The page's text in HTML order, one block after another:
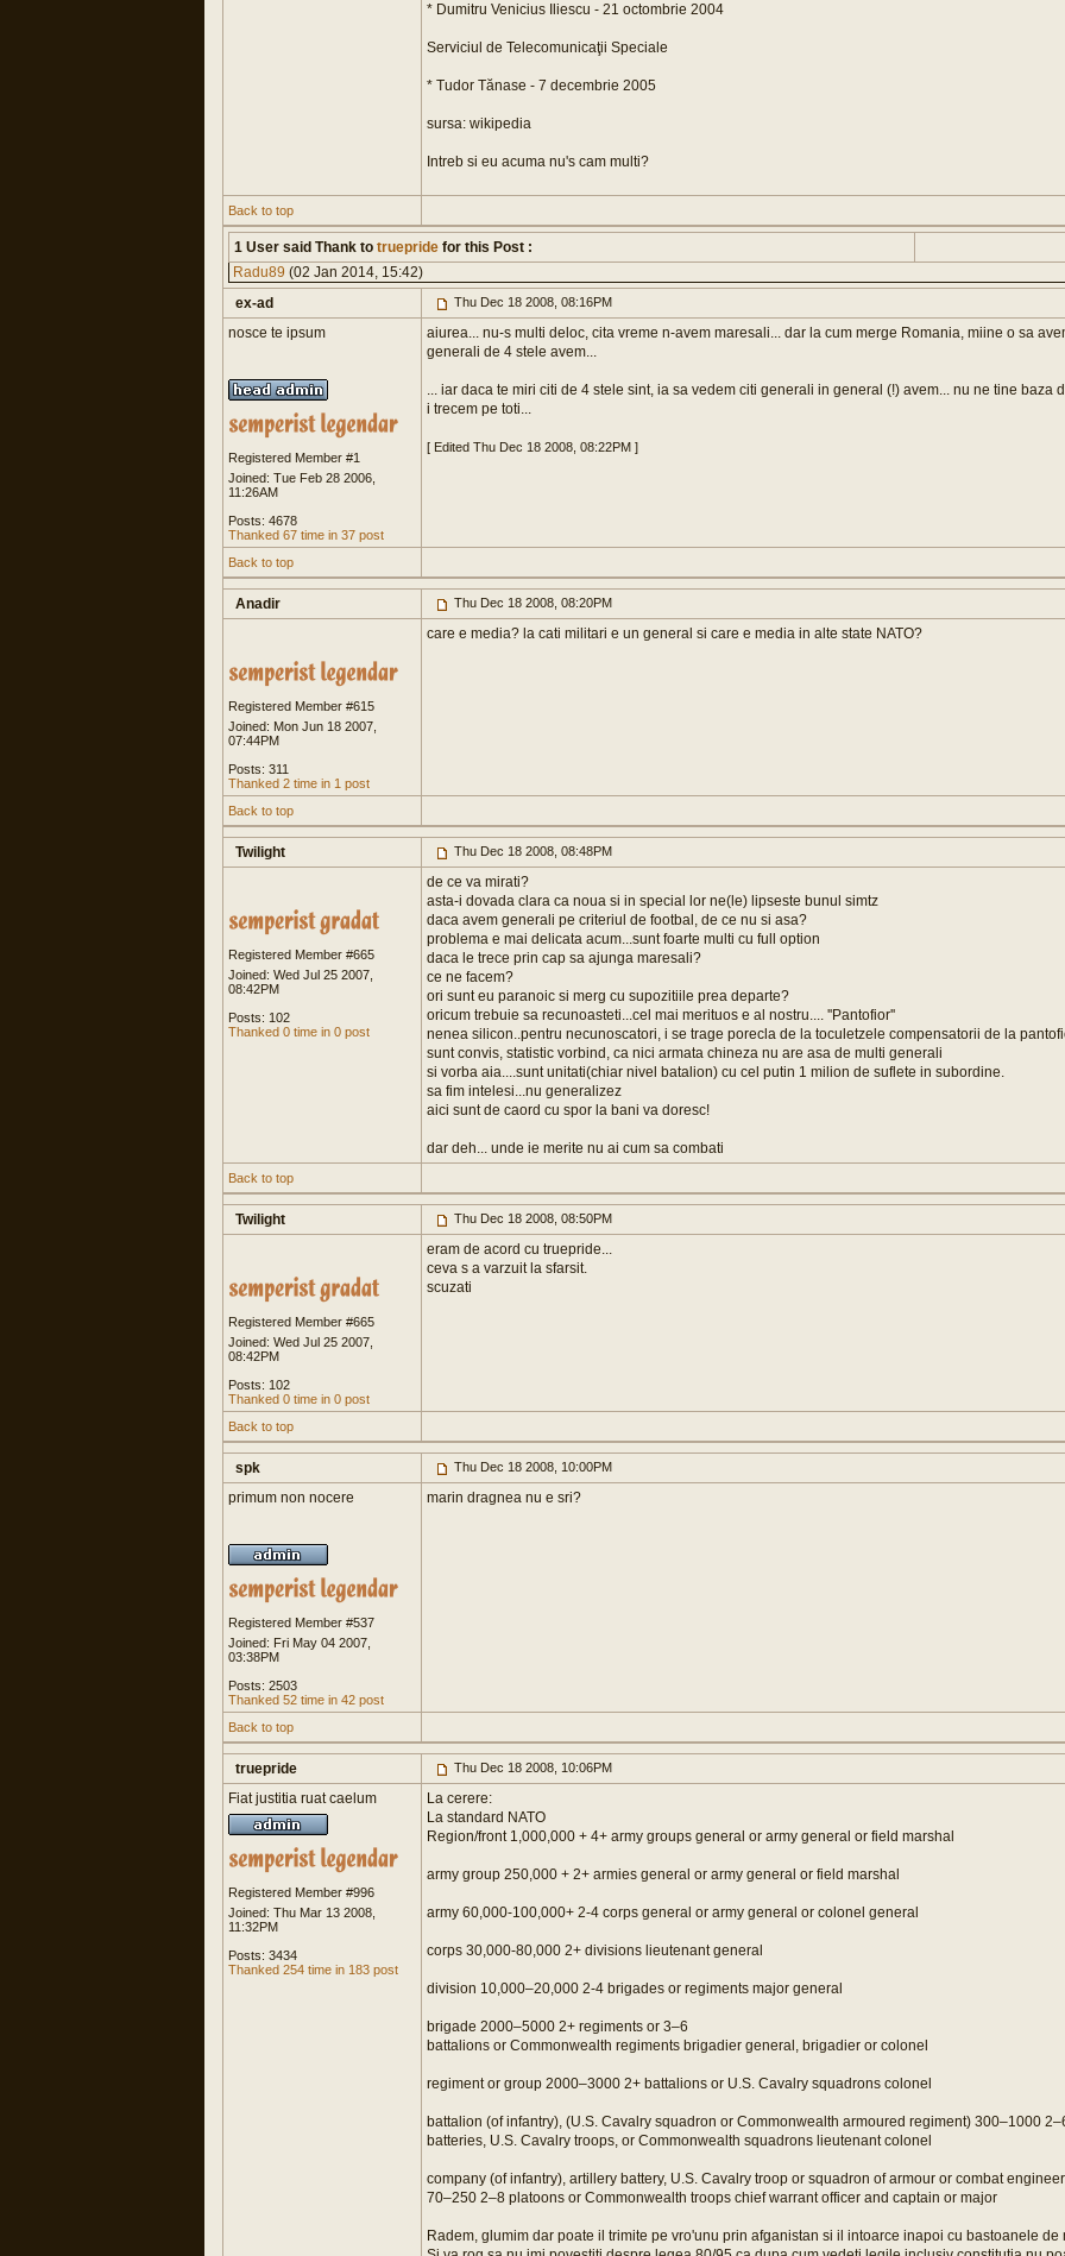
* Dumitru Venicius Iliescu - 21 octombrie 2004
Serviciul de Telecomunicaţii Speciale
* Tudor Tănase - 7 decembrie 2005
sursa: wikipedia
Intreb si eu acuma nu's cam multi?
Back to top
1 User said Thank to truepride for this Post :
Radu89 (02 Jan 2014, 15:42)
ex-ad
Thu Dec 18 2008, 08:16PM
nosce te ipsum
Registered Member #1
Joined: Tue Feb 28 2006,
11:26AM
Posts: 4678
Thanked 67 time in 37 post
aiurea... nu-s multi deloc, cita vreme n-avem maresali... dar la cum merge Romania, miine o sa
generali de 4 stele avem...
... iar daca te miri citi de 4 stele sint, ia sa vedem citi generali in general (!) avem... nu ne tine baza
i trecem pe toti...
[ Edited Thu Dec 18 2008, 08:22PM ]
Back to top
Anadir Thu Dec 18 2008, 08:20PM
Registered Member #615
Joined: Mon Jun 18 2007,
07:44PM
Posts: 311
Thanked 2 time in 1 post
care e media? la cati militari e un general si care e media in alte state NATO?
Back to top
Twilight Thu Dec 18 2008, 08:48PM
Registered Member #665
Joined: Wed Jul 25 2007,
08:42PM
Posts: 102
Thanked 0 time in 0 post
de ce va mirati?
asta-i dovada clara ca noua si in special lor ne(le) lipseste bunul simtz
daca avem generali pe criteriul de footbal, de ce nu si asa?
problema e mai delicata acum...sunt foarte multi cu full option
daca le trece prin cap sa ajunga maresali?
ce ne facem?
ori sunt eu paranoic si merg cu supozitiile prea departe?
oricum trebuie sa recunoasteti...cel mai merituos e al nostru.... ''Pantofior''
nenea silicon..pentru necunoscatori, i se trage porecla de la toculetzele compensatorii de la
sunt convis, statistic vorbind, ca nici armata chineza nu are asa de multi generali
si vorba aia....sunt unitati(chiar nivel batalion) cu cel putin 1 milion de suflete in subordine.
sa fim intelesi...nu generalizez
aici sunt de caord cu spor la bani va doresc!
dar deh... unde ie merite nu ai cum sa combati
Back to top
Twilight Thu Dec 18 2008, 08:50PM
Registered Member #665
Joined: Wed Jul 25 2007,
08:42PM
Posts: 102
Thanked 0 time in 0 post
eram de acord cu truepride...
ceva s a varzuit la sfarsit.
scuzati
Back to top
spk Thu Dec 18 2008, 10:00PM
primum non nocere
Registered Member #537
Joined: Fri May 04 2007,
03:38PM
Posts: 2503
Thanked 52 time in 42 post
marin dragnea nu e sri?
Back to top
truepride Thu Dec 18 2008, 10:06PM
Fiat justitia ruat caelum
Registered Member #996
Joined: Thu Mar 13 2008,
11:32PM
Posts: 3434
Thanked 254 time in 183 post
La cerere:
La standard NATO
Region/front 1,000,000 + 4+ army groups general or army general or field marshal
army group 250,000 + 2+ armies general or army general or field marshal
army 60,000-100,000+ 2-4 corps general or army general or colonel general
corps 30,000-80,000 2+ divisions lieutenant general
division 10,000–20,000 2-4 brigades or regiments major general
brigade 2000–5000 2+ regiments or 3–6
battalions or Commonwealth regiments brigadier general, brigadier or colonel
regiment or group 2000–3000 2+ battalions or U.S. Cavalry squadrons colonel
battalion (of infantry), (U.S. Cavalry squadron or Commonwealth armoured regiment) 300–1000
batteries, U.S. Cavalry troops, or Commonwealth squadrons lieutenant colonel
company (of infantry), artillery battery, U.S. Cavalry troop or squadron of armour or combat
70–250 2–8 platoons or Commonwealth troops chief warrant officer and captain or major
Radem, glumim dar poate il trimite pe vro'unu prin afganistan si il intoarce inapoi cu bastoanele de